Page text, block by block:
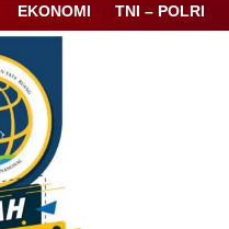
EKONOMI TNI – POLRI